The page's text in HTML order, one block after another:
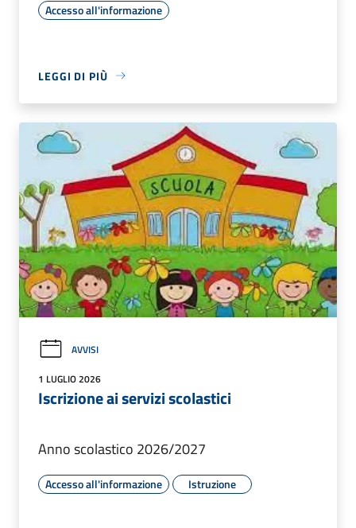
Accesso all'informazione
LEGGI DI PIÙ
AVVISI
1 LUGLIO 2026
Iscrizione ai servizi scolastici
Anno scolastico 2026/2027
Accesso all'informazione Istruzione